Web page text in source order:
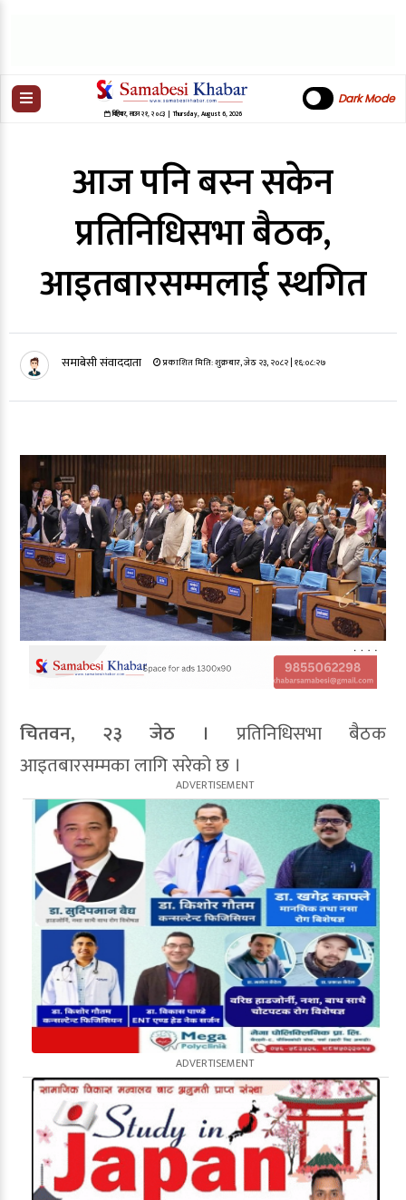
बिहिबार,साउन २१,२०८३| Thursday, August 6, 2026
Dark Mode
आज पनि बस्न सकेन
प्रतिनिधिसभा बैठक,
आइतबारसम्मलाई स्थगित
समाबेसी संवाददाता प्रकाशित मिति:शुक्रबार, जेठ २३, २०८२| १६:०८:२७
चितवन, २३ जेठ । प्रतिनिधिसभा बैठक
आइतबारसम्मका लागि सरेको छ ।